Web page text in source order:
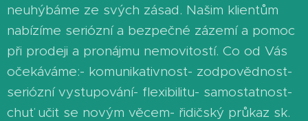
neuhýbáme ze svých zásad. Našim klientům
nabízíme seriózní a bezpečné zázemí a pomoc
při prodeji a pronájmu nemovitostí. Co od Vás
očekáváme:- komunikativnost- zodpovědnost-
seriózní vystupování- flexibilitu- samostatnost-
chuť učit se novým věcem- řidičský průkaz sk.